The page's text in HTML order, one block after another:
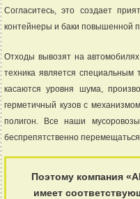
Согласитесь, это создает
контейнеры и баки повышенной
Отходы вывозят на
техника является специальным
касаются уровня шума,
герметичный кузов с
полигон. Все наши
беспрепятственно
Поэтому компания
имеет